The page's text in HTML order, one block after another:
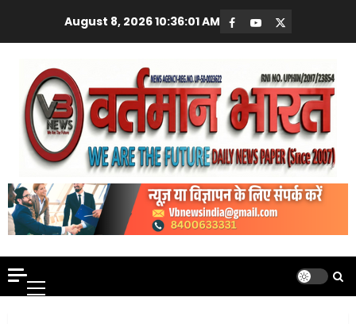
content
August 8, 202610:36:02 AM Facebook
Youtube
X
Primary
Menu